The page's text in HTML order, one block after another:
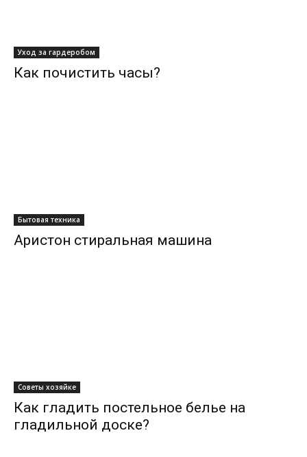
Уход за гардеробом
Как почистить часы?
Бытовая техника
Аристон стиральная машина
Советы хозяйке
Как гладить постельное белье на
гладильной доске?